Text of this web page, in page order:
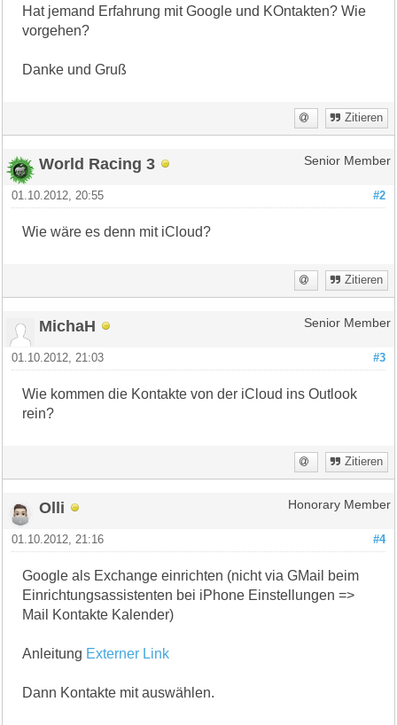
Hat jemand Erfahrung mit Google und KOntakten? Wie
vorgehen?
Danke und Gruß
Zitieren
World Racing 3 Senior Member
#2
01.10.2012, 20:55
Wie wäre es denn mit iCloud?
Zitieren
MichaH Senior Member
#3
01.10.2012, 21:03
Wie kommen die Kontakte von der iCloud ins Outlook
rein?
Zitieren
Olli Honorary Member
#4
01.10.2012, 21:16
Google als Exchange einrichten (nicht via GMail beim
Einrichtungsassistenten bei iPhone Einstellungen =>
Mail Kontakte Kalender)
Anleitung Externer Link
Dann Kontakte mit auswählen.